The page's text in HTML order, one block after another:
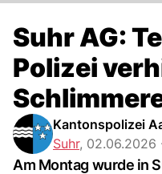
Suhr AG:
Polizei
Kantonspolizei
Suhr, 02.06.2026
Am Montag wurde in